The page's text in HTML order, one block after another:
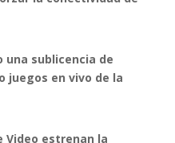
una sublicencia de
juegos en vivo de la
Video estrenan la